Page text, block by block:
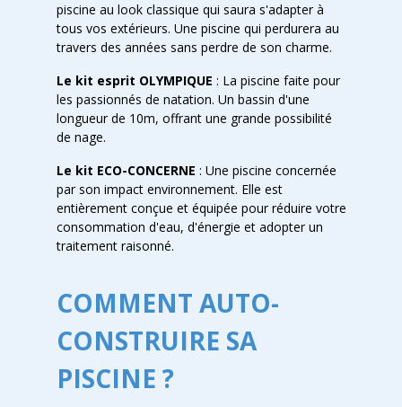
piscine au look classique qui saura s'adapter à
tous vos extérieurs. Une piscine qui perdurera au
travers des années sans perdre de son charme.
Le kit esprit OLYMPIQUE : La piscine faite pour
les passionnés de natation. Un bassin d'une
longueur de 10m, offrant une grande possibilité
de nage.
Le kit ECO-CONCERNE : Une piscine concernée
par son impact environnement. Elle est
entièrement conçue et équipée pour réduire votre
consommation d'eau, d'énergie et adopter un
traitement raisonné.
COMMENT AUTO-
CONSTRUIRE SA
PISCINE ?